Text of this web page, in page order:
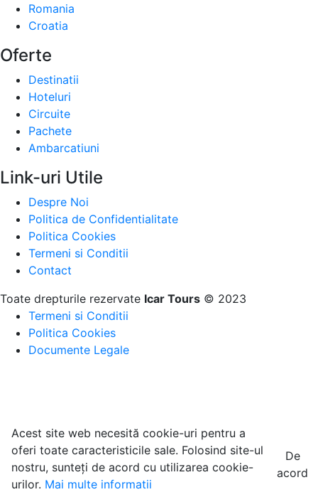
Romania
Croatia
Oferte
Destinatii
Hoteluri
Circuite
Pachete
Ambarcatiuni
Link-uri Utile
Despre Noi
Politica de Confidentialitate
Politica Cookies
Termeni si Conditii
Contact
Toate drepturile rezervate Icar Tours © 2023
Termeni si Conditii
Politica Cookies
Documente Legale
Acest site web necesită cookie-uri pentru a
oferi toate caracteristicile sale. Folosind site-ul
nostru, sunteți de acord cu utilizarea cookie-
urilor. Mai multe informatii
De
acord